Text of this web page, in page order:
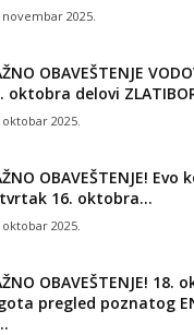
novembar 2025.
OBAVEŠTENJE
oktobra delovi
oktobar 2025.
OBAVEŠTENJE! Evo
16. oktobra...
oktobar 2025.
OBAVEŠTENJE! 18.
pregled poznatog